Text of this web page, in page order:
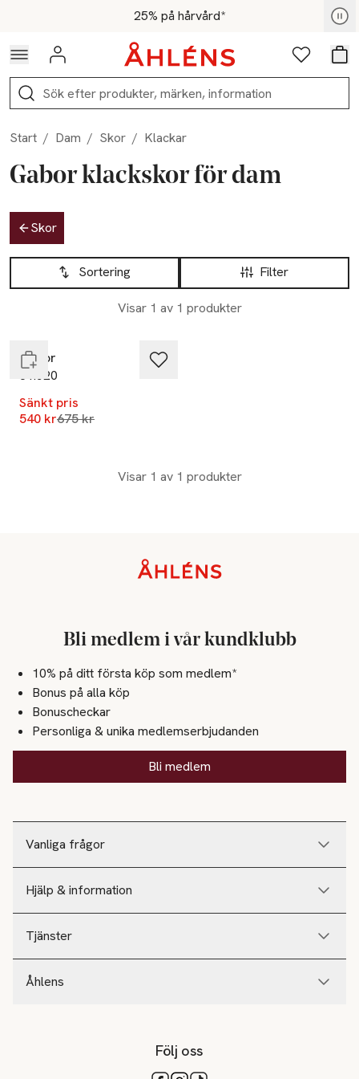
Hoppa till navigationsmenyn25% på hårvård*
För medlemmar - Shoppa nu
Logga in Favoriter
Sök
Start / Dam / Skor / Klackar
Gabor klackskor för dam
Hoppa till produktsidan
Skor
Hoppa till produktsidan
Filter
Sortering
Visar 1 av 1 produkter
Lista över produkter
Gabor
81.520
Sänkt pris
540 krLägsta pris 30 dagar
675 kr
Visar 1 av 1 produkter
Vanliga frågor
Hjälp & information
Tjänster
Åhlens
Bli medlem i vår kundklubb
10% på ditt första köp som medlem*
Bonus på alla köp
Bonuscheckar
Personliga & unika medlemserbjudanden
Bli medlem
Följ oss